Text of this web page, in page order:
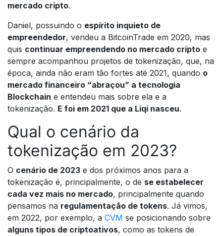
mercado cripto.
Daniel, possuindo o espírito inquieto de
empreendedor, vendeu a BitcoinTrade em 2020, mas
quis continuar empreendendo no mercado cripto e
sempre acompanhou projetos de tokenização, que, na
época, ainda não eram tão fortes até 2021, quando o
mercado financeiro “abraçou” a tecnologia
Blockchain e entendeu mais sobre ela e a
tokenização. E foi em 2021 que a Liqi nasceu.
Qual o cenário da
tokenização em 2023?
O cenário de 2023 e dos próximos anos para a
tokenização é, principalmente, o de se estabelecer
cada vez mais no mercado, principalmente quando
pensamos na regulamentação de tokens. Já vimos,
em 2022, por exemplo, a CVM se posicionando sobre
alguns tipos de criptoativos, como as tokens de